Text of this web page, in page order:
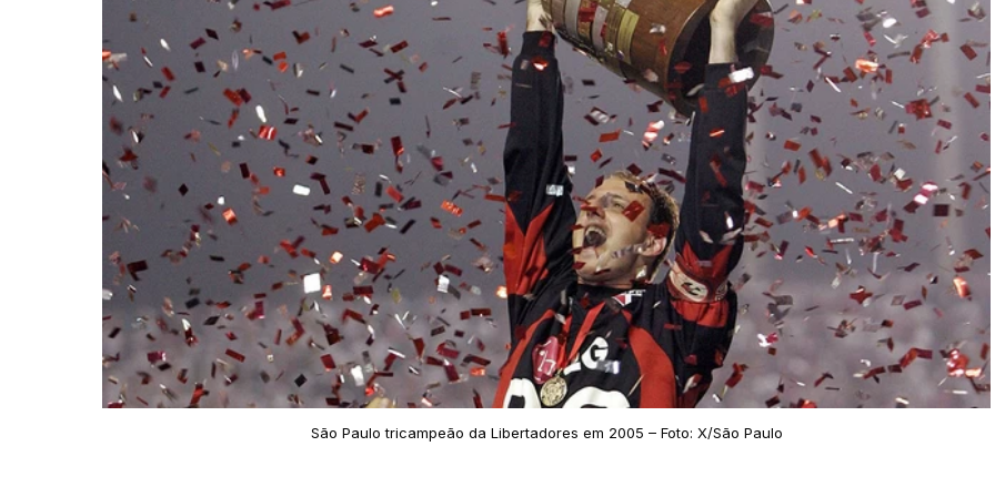
São Paulo tricampeão da Libertadores em 2005 – Foto: X/São Paulo